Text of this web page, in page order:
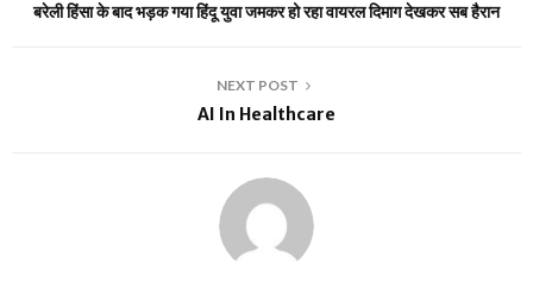
बरेली हिंसा के बाद भड़क गया हिंदू युवा जमकर हो रहा वायरल दिमाग देखकर सब हैरान
NEXT POST
AI In Healthcare